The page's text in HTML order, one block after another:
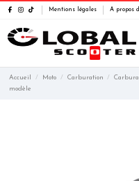
Mentions légales A propos
Accueil Moto Carburation
modèle